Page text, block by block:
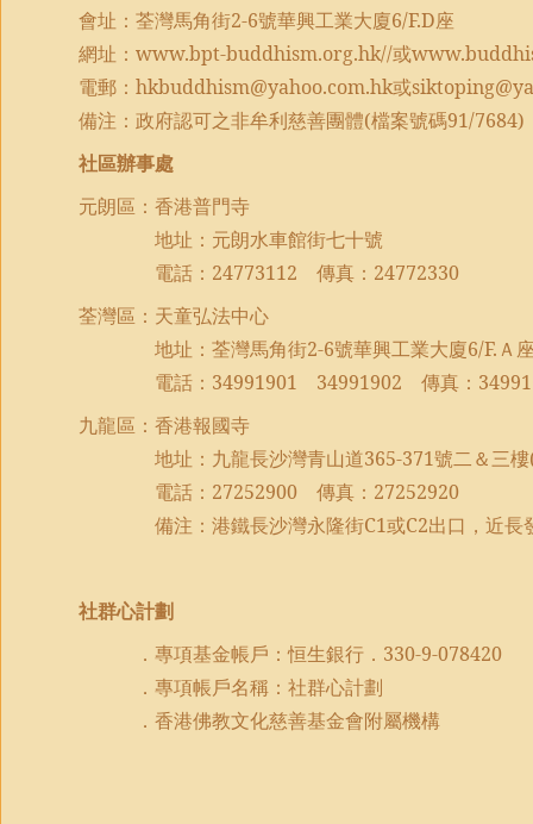
會址：荃灣馬角街2-6號華興工業大廈6/F.D座
網址： www.bpt-buddhism.org.hk//或
電郵： hkbuddhism@yahoo.com.hk或
備注：政府認可之非牟利慈善團體(檔案號碼91/7684)
社區辦事處
元朗區：香港普門寺
地址：元朗水車館街七十號
電話： 24773112 傳真： 24772330
荃灣區：天童弘法中心
地址：荃灣馬角街2-6號華興工業大廈6/F.Ａ
電話： 34991901 34991902 傳真：
九龍區：香港報國寺
地址：九龍長沙灣青山道365-371號二＆三樓
電話： 27252900 傳真： 27252920
備注：港鐵長沙灣永隆街C1或C2出口，近長
社群心計劃
．專項基金帳戶：恒生銀行． 330-9-078420
．專項帳戶名稱：社群心計劃
．香港佛教文化慈善基金會附屬機構